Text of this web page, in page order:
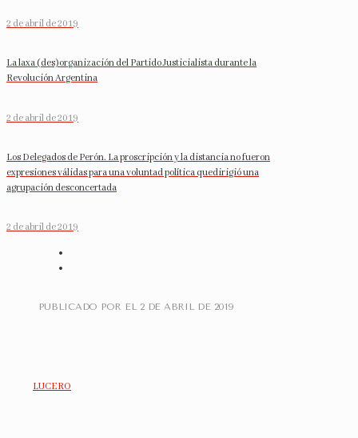
2 de abril de 2019
La laxa (des)organización del Partido Justicialista durante la
Revolución Argentina
2 de abril de 2019
Los Delegados de Perón. La proscripción y la distancia no fueron
expresiones válidas para una voluntad política quedirigió una
agrupación desconcertada
2 de abril de 2019
PUBLICADO POR EL 2 DE ABRIL DE 2019
LUCERO